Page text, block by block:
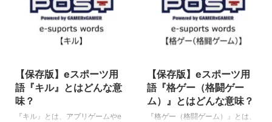
【保存版】eスポーツ用
語『キル』とはどんな意
味？
『キル』とは、アプリゲームやe
【保存版】eスポーツ用
語『格ゲー（格闘ゲー
ム）』とはどんな意味？
『格ゲー（格闘ゲーム）』とは、